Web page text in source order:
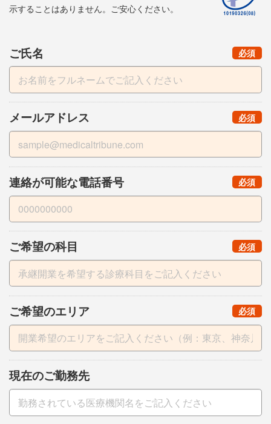
示することはありません。ご安心ください。
ご氏名 （
必須）
メールアドレス （
必須）
連絡が可能な電話番号 （
必須）
ご希望の科目 （
必須）
ご希望のエリア （
必須）
現在のご勤務先